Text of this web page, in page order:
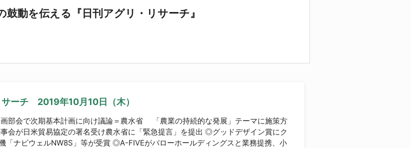
動を伝える『日刊アグリ・リサーチ』
サーチ 2019年10月10日（木）
部会で次期基本計画に向け議論＝農水省 「農業の持続的な発展」テーマに施策方
会が日米貿易協定の署名受け農水省に「緊急提言」を提出 ◎グッドデザイン賞にク
「ナビウェルNW8S」等が受賞 ◎A-FIVEがバローホールディングスと業務提携、小